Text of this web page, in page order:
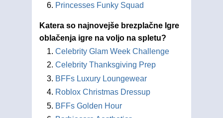
Princesses Funky Squad
Katera so najnovejše brezplačne Igre
oblačenja igre na voljo na spletu?
Celebrity Glam Week Challenge
Celebrity Thanksgiving Prep
BFFs Luxury Loungewear
Roblox Christmas Dressup
BFFs Golden Hour